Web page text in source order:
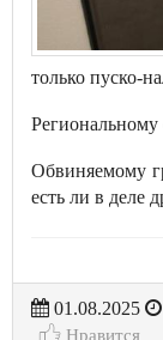
только пуско-
Обвиняемому
есть ли в деле
01.08.2025
Нравится